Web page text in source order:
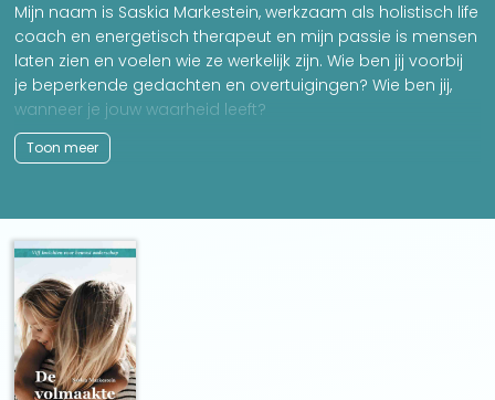
Mijn naam is Saskia Markestein, werkzaam als holistisch life
coach en energetisch therapeut en mijn passie is mensen
laten zien en voelen wie ze werkelijk zijn. Wie ben jij voorbij
je beperkende gedachten en overtuigingen? Wie ben jij,
wanneer je jouw waarheid leeft?
‘In jezelf ligt heel de wereld besloten en als je weet hoe je
moet kijken en leren, sta je voor de deur met de sleutel in
de deur voor je openen. Dat kan je alleen zelf doen.’
(Krishnamurti)
Toon meer